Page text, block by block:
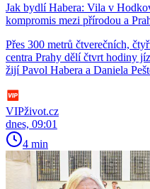
Jak bydlí Habera: Vila v
kompromis mezi přírodou a
Přes 300 metrů čtverečních,
centra Prahy dělí čtvrt hodiny
žijí Pavol Habera a Daniela
VIPživot.cz
dnes, 09:01
4 min